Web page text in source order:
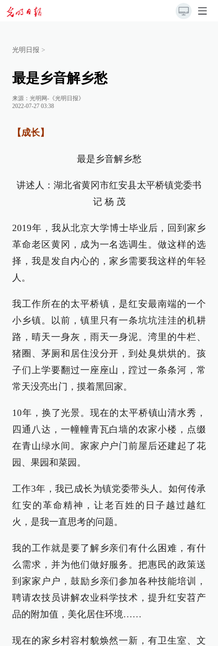
光明日报 >
最是乡音解乡愁
来源： 光明网-《光明日报》
2022-07-27 03:38
【成长】
最是乡音解乡愁
讲述人：湖北省黄冈市红安县太平桥镇党委书
记 杨 茂
2019年，我从北京大学博士毕业后，回到家乡
革命老区黄冈，成为一名选调生。做这样的选
择，我是发自内心的，家乡需要我这样的年轻
人。
我工作所在的太平桥镇，是红安最南端的一个
小乡镇。以前，镇里只有一条坑坑洼洼的机耕
路，晴天一身灰，雨天一身泥。湾里的牛栏、
猪圈、茅厕和居住没分开，到处臭烘烘的。孩
子们上学要翻过一座座山，蹚过一条条河，常
常天没亮出门，摸着黑回家。
10年，换了光景。现在的太平桥镇山清水秀，
四通八达，一幢幢青瓦白墙的农家小楼，点缀
在青山绿水间。家家户户门前屋后还建起了花
园、果园和菜园。
工作3年，我已成长为镇党委带头人。如何传承
红安的革命精神，让老百姓的日子越过越红
火，是我一直思考的问题。
我的工作就是要了解乡亲们有什么困难，有什
么需求，并为他们做好服务。把惠民的政策送
到家家户户，鼓励乡亲们参加各种技能培训，
聘请农技员讲解农业科学技术，提升红安苕产
品的附加值，美化居住环境……
现在的家乡村容村貌焕然一新，有卫生室、文